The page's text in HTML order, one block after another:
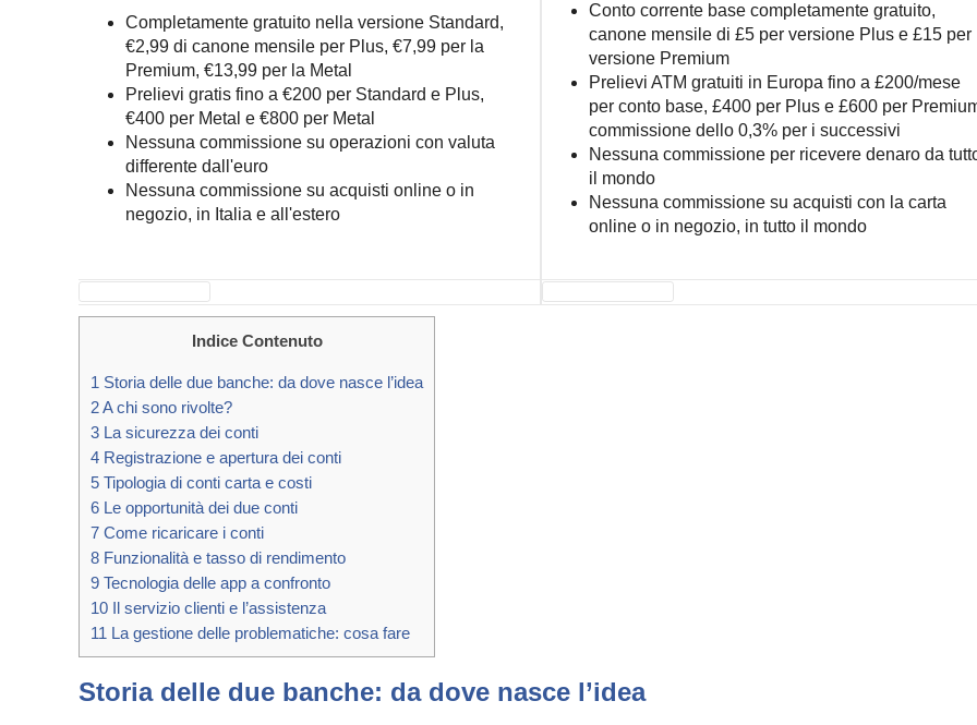
Completamente gratuito nella versione Standard,
€2,99 di canone mensile per Plus, €7,99 per la
Premium, €13,99 per la Metal
Prelievi gratis fino a €200 per Standard e Plus,
€400 per Metal e €800 per Metal
Nessuna commissione su operazioni con valuta
differente dall'euro
Nessuna commissione su acquisti online o in
negozio, in Italia e all'estero
Conto corrente base completamente gratuito,
canone mensile di £5 per versione Plus e £15 per
versione Premium
Prelievi ATM gratuiti in Europa fino a £200/mese
per conto base, £400 per Plus e £600 per
commissione dello 0,3% per i successivi
Nessuna commissione per ricevere denaro da
il mondo
Nessuna commissione su acquisti con la carta
online o in negozio, in tutto il mondo
Indice Contenuto
1 Storia delle due banche: da dove nasce l’idea
2A chi sono rivolte?
3 La sicurezza dei conti
4 Registrazione e apertura dei conti
5 Tipologia di conti carta e costi
6 Le opportunità dei due conti
7 Come ricaricare i conti
8 Funzionalità e tasso di rendimento
9 Tecnologia delle app a confronto
10 Il servizio clienti e l’assistenza
11 La gestione delle problematiche: cosa fare
Storia delle due banche: da dove nasce l’idea